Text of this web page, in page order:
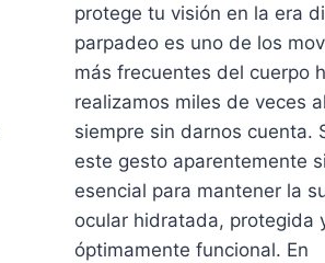
protege tu visión en la era
parpadeo es uno de los
más frecuentes del cuerpo
realizamos miles de veces
siempre sin darnos cuenta.
este gesto aparentemente
esencial para mantener la
ocular hidratada, protegida
óptimamente funcional. En